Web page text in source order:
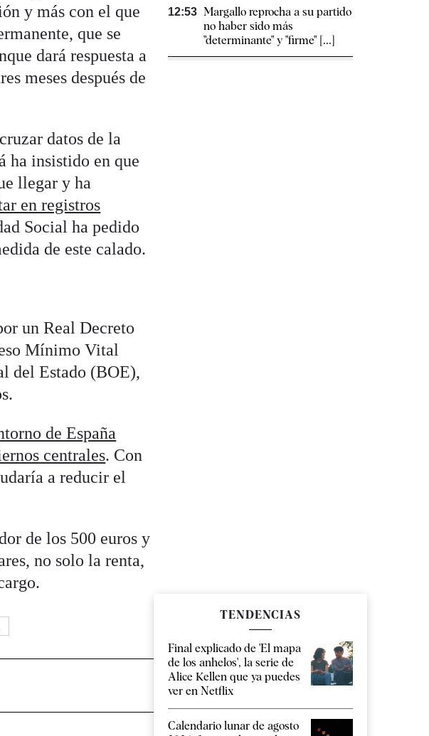
y más con el que
que se
dará respuesta a
meses después de
datos de la
ha insistido en que
llegar y ha
en registros
Social ha pedido
de este calado.
un Real Decreto
Mínimo Vital
del Estado (BOE),
de España
centrales. Con
a reducir el
de los 500 euros y
no solo la renta,
12:53 Margallo reprocha a su partido
no haber sido más
"determinante" y "firme" [...]
TENDENCIAS
Final explicado de 'El mapa
de los anhelos', la serie de
Alice Kellen que ya puedes
ver en Netflix
Calendario lunar de agosto